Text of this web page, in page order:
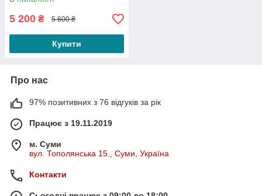
5 200 ₴ 5 600 ₴
Купити
Про нас
97% позитивних з 76 відгуків за рік
Працює з 19.11.2019
м. Суми
вул. Тополянська 15., Суми, Україна
Контакти